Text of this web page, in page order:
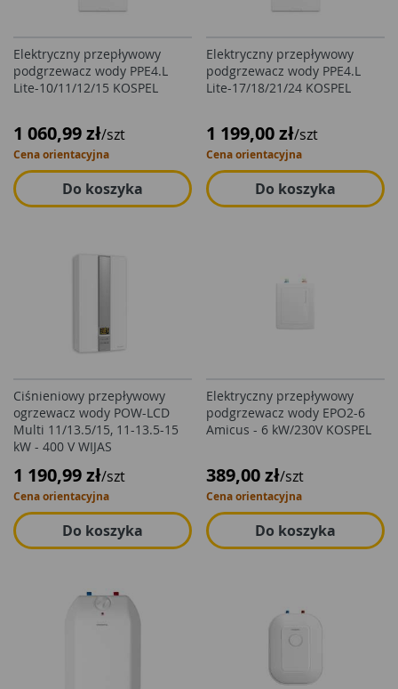
Elektryczny przepływowy
podgrzewacz wody PPE4.L
Lite-10/11/12/15 KOSPEL
1 060,99 zł/szt
Cena orientacyjna
Do koszyka
Elektryczny przepływowy
podgrzewacz wody PPE4.L
Lite-17/18/21/24 KOSPEL
1 199,00 zł/szt
Cena orientacyjna
Do koszyka
Ciśnieniowy przepływowy
ogrzewacz wody POW-LCD
Multi 11/13.5/15, 11-13.5-15
kW - 400 V WIJAS
1 190,99 zł/szt
Cena orientacyjna
Do koszyka
Elektryczny przepływowy
podgrzewacz wody EPO2-6
Amicus - 6 kW/230V KOSPEL
389,00 zł/szt
Cena orientacyjna
Do koszyka